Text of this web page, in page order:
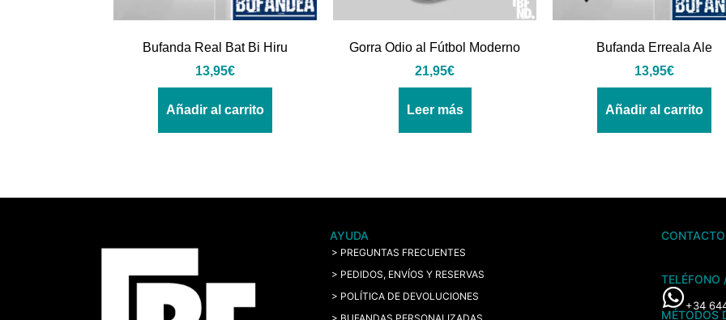
Bufanda Real Bat Bi Hiru
13,95€
Añadir al carrito
Gorra Odio al Fútbol Moderno
21,95€
Leer más
Bufanda Erreala Ale
13,95€
Añadir al carrito
AYUDA
> PREGUNTAS FRECUENTES
> PEDIDOS, ENVÍOS Y RESERVAS
> POLÍTICA DE DEVOLUCIONES
CONTACTO
TELÉFONO
+34
MÉTODOS